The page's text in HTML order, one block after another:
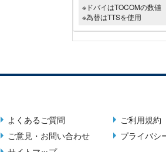
※ドバイはTOCOMの数値
※為替はTTSを使用
Terms
menu
ご利用規約
プライバシ
Footer
menu
よくあるご質問
ご意見・お問い合わせ